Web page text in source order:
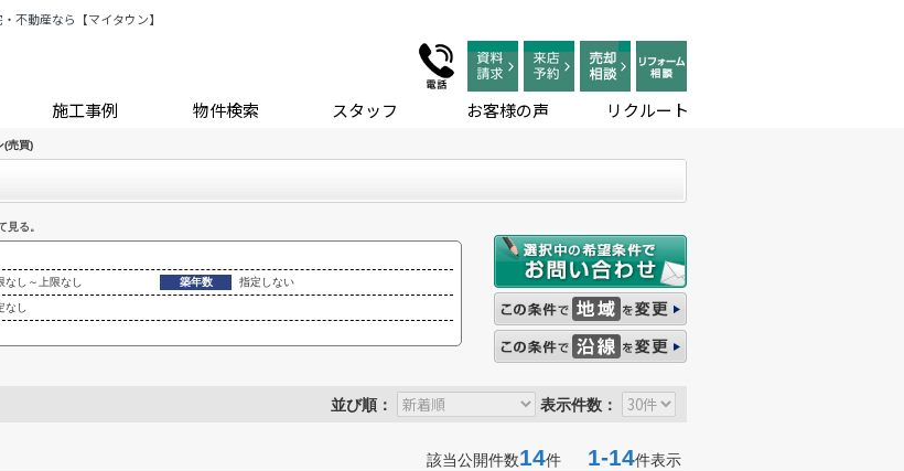
不動産なら【マイタウン】
施工事例 物件検索 スタッフ お客様の声 リクルート
(売買)
る。
なし～上限なし 築年数 指定しない
なし
並び順： 表示件数：
該当公開件数14件 1-14件表示